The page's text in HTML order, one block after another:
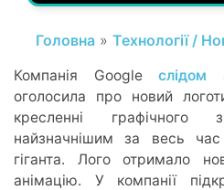
Головна» Технології /
Компанія Google слідом
оголосила про новий
кресленні
найзначнішим за весь час
гіганта. Лого отримало
анімацію. У компанії